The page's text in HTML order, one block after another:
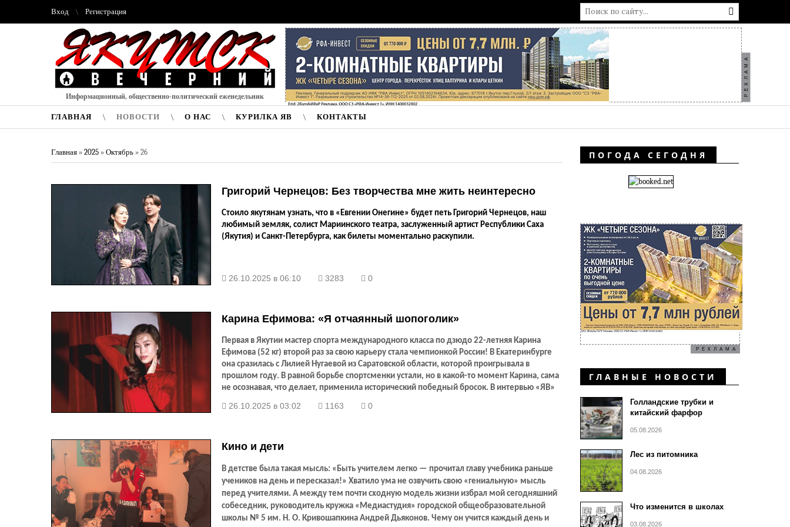
Вход Регистрация
Информационный, общественно-политический еженедельник РЕКЛАМА
ГЛАВНАЯ НОВОСТИ О НАС КУРИЛКА ЯВ КОНТАКТЫ
Главная » 2025 » Октябрь » 26
Григорий Чернецов: Без творчества мне жить неинтересно
Стоило якутянам узнать, что в «Евгении Онегине» будет петь Григорий Чернецов, наш
любимый земляк, солист Мариинского театра, заслуженный артист Республики Саха
(Якутия) и Санкт-Петербурга, как билеты моментально раскупили.
26.10.2025 в 06:10 3283 0
Карина Ефимова: «Я отчаянный шопоголик»
Первая в Якутии мастер спорта международного класса по дзюдо 22-летняя Карина
Ефимова (52 кг) второй раз за свою карьеру стала чемпионкой России! В Екатеринбурге
она сразилась с Лилией Нугаевой из Саратовской области, которой проигрывала в
прошлом году. В равной борьбе спортсменки устали, но в какой-то момент Карина, сама
не осознавая, что делает, применила исторический победный бросок. В интервью «ЯВ»
26.10.2025 в 03:02 1163 0
Кино и дети
В детстве была такая мысль: «Быть учителем легко — прочитал главу учебника раньше
учеников на день и пересказал!» Хватило ума не озвучить свою «гениальную» мысль
перед учителями. А между тем почти сходную модель жизни избрал мой сегодняшний
собеседник, руководитель кружка «Медиастудия» городской общеобразовательной
школы № 5 им. Н. О. Кривошапкина Андрей Дьяконов. Чему он учится каждый день и
ПОГОДА СЕГОДНЯ
РЕКЛАМА
ГЛАВНЫЕ НОВОСТИ
Голландские трубки и
китайский фарфор
05.08.2026
Лес из питомника
04.08.2026
Что изменится в школах
03.08.2026